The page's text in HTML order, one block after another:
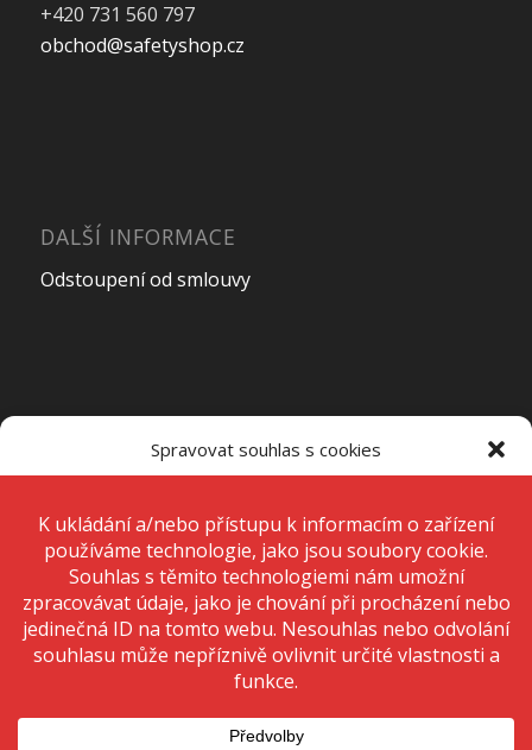
Spravovat souhlas s cookies
technologie, jako jsou soubory cookie. Děláme to, abychom zlepšili
zážitek z prohlížení a zobrazovali personalizované reklamy. Souhlas s
těmito technologiemi nám umožní zpracovávat údaje, jako je chování
při procházení nebo jedinečná ID na tomto webu. Nesouhlas nebo
odvolání souhlasu může nepříznivě ovlivnit určité vlastnosti a funkce.
Přijmout
Odmítnout
+420 731 560 797
obchod@safetyshop.cz
DALŠÍ INFORMACE
Odstoupení od smlouvy
Pondělí – Pátek7:00 – 15:00
SobotaZavřeno
Neděle Zavřeno